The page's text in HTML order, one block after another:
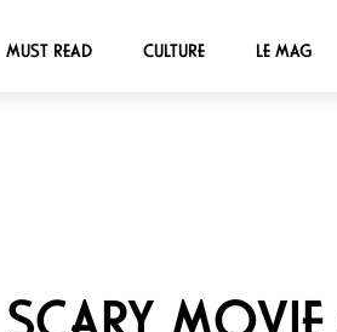
MUST READ CULTURE LE MAG